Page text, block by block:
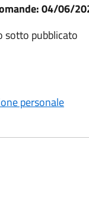
04/06/
sotto pubblicato
personale